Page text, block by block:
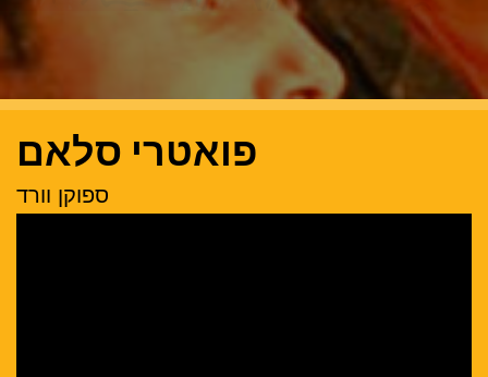
פואטרי סלאם
ספוקן וורד